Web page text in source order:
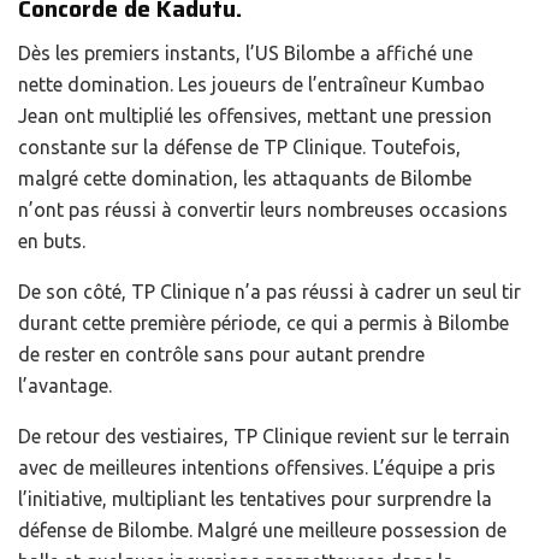
Concorde de Kadutu.
Dès les premiers instants, l’US Bilombe a affiché une
nette domination. Les joueurs de l’entraîneur Kumbao
Jean ont multiplié les offensives, mettant une pression
constante sur la défense de TP Clinique. Toutefois,
malgré cette domination, les attaquants de Bilombe
n’ont pas réussi à convertir leurs nombreuses occasions
en buts.
De son côté, TP Clinique n’a pas réussi à cadrer un seul tir
durant cette première période, ce qui a permis à Bilombe
de rester en contrôle sans pour autant prendre
l’avantage.
De retour des vestiaires, TP Clinique revient sur le terrain
avec de meilleures intentions offensives. L’équipe a pris
l’initiative, multipliant les tentatives pour surprendre la
défense de Bilombe. Malgré une meilleure possession de